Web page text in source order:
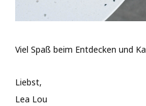
Viel Spaß beim Entdecken und
Liebst,
Lea Lou